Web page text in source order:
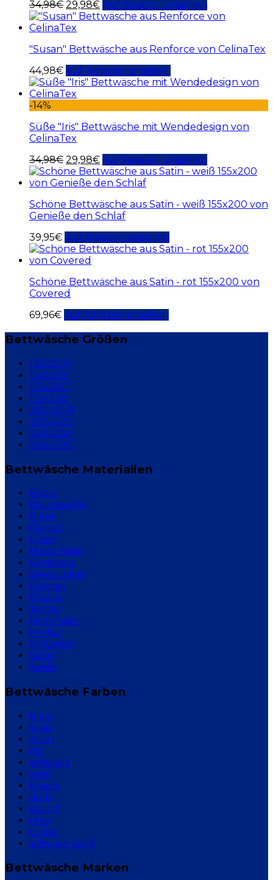
34,98€ 29,98€ Auf Amazon ansehen
"Susan" Bettwäsche aus Renforce von CelinaTex
44,98€ Auf Amazon ansehen
-14%
Süße "Iris" Bettwäsche mit Wendedesign von
CelinaTex
34,98€ 29,98€ Auf Amazon ansehen
Schöne Bettwäsche aus Satin - weiß 155x200 von
Genieße den Schlaf
39,95€ Auf Amazon ansehen
Schöne Bettwäsche aus Satin - rot 155x200 von
Covered
69,96€ Auf Amazon ansehen
Bettwäsche Größen
135x200
140x200
155x200
155x220
200x200
200x220
220x240
240x220
Bettwäsche Materialien
Batist
Baumwolle
Biber
Flanell
Linon
Mako-Satin
Renforcé
Seersucker
Damast
Fleece
Jersey
Microfaser
Perkal
Polyester
Satin
Seide
Bettwäsche Farben
blau
grau
grün
rot
schwarz
weiß
braun
gelb
petrol
rosa
türkis
schwarz weiß
Bettwäsche Marken